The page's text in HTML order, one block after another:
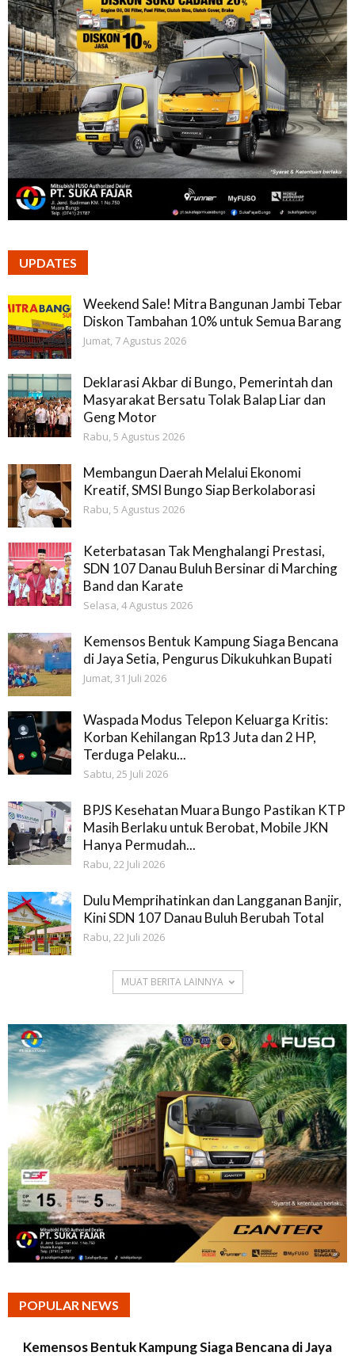
UPDATES
Weekend Sale! Mitra Bangunan Jambi Tebar
Diskon Tambahan 10% untuk Semua Barang
Jumat, 7 Agustus 2026
Deklarasi Akbar di Bungo, Pemerintah dan
Masyarakat Bersatu Tolak Balap Liar dan
Geng Motor
Rabu, 5 Agustus 2026
Membangun Daerah Melalui Ekonomi
Kreatif, SMSI Bungo Siap Berkolaborasi
Rabu, 5 Agustus 2026
Keterbatasan Tak Menghalangi Prestasi,
SDN 107 Danau Buluh Bersinar di Marching
Band dan Karate
Selasa, 4 Agustus 2026
Kemensos Bentuk Kampung Siaga Bencana
di Jaya Setia, Pengurus Dikukuhkan Bupati
Jumat, 31 Juli 2026
Waspada Modus Telepon Keluarga Kritis:
Korban Kehilangan Rp13 Juta dan 2 HP,
Terduga Pelaku...
Sabtu, 25 Juli 2026
BPJS Kesehatan Muara Bungo Pastikan KTP
Masih Berlaku untuk Berobat, Mobile JKN
Hanya Permudah...
Rabu, 22 Juli 2026
Dulu Memprihatinkan dan Langganan Banjir,
Kini SDN 107 Danau Buluh Berubah Total
Rabu, 22 Juli 2026
MUAT BERITA LAINNYA
POPULAR NEWS
Kemensos Bentuk Kampung Siaga Bencana di Jaya